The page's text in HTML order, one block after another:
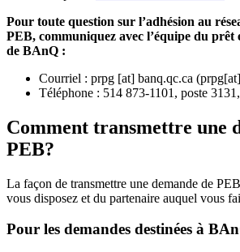
Pour toute question sur l’adhésion au
PEB, communiquez avec l’équipe du
de BAnQ :
Courriel : prpg [at] banq.qc.ca (
Téléphone : 514 873-1101, poste
Comment transmettre une
PEB?
La façon de transmettre une demande de
vous disposez et du partenaire auquel vous
Pour les demandes destinées à